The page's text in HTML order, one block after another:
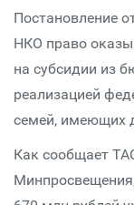
Постановление
НКО право
на субсидии из
реализацией
семей, имеющих
Как сообщает